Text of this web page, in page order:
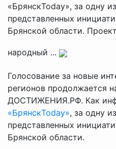
«БрянскToday», за одну
представленных
Брянской области.
народный ...
Голосование за новые
регионов продолжается
ДОСТИЖЕНИЯ.РФ. Как
«БрянскToday», за одну
представленных
Брянской области.